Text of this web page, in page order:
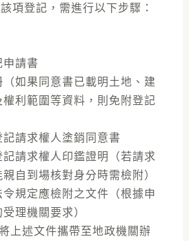
項登記，需進行以下步驟：
申請書
如果同意書已載明土地、建
權利範圍等資料，則免附登記
記請求權人塗銷同意書
記請求權人印鑑證明（若請求
自到場核對身分時需檢附）
令規定應檢附之文件（根據申
理機關要求）
將上述文件攜帶至地政機關辦